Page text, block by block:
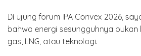
Di ujung forum IPA Convex 2026,
bahwa energi sesungguhnya bukan
gas, LNG, atau teknologi.